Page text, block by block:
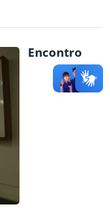
Encontro